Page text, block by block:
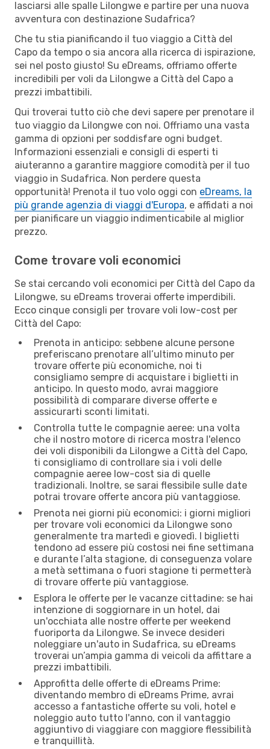
lasciarsi alle spalle Lilongwe e partire per una nuova
avventura con destinazione Sudafrica?
Che tu stia pianificando il tuo viaggio a Città del
Capo da tempo o sia ancora alla ricerca di ispirazione,
sei nel posto giusto! Su eDreams, offriamo offerte
incredibili per voli da Lilongwe a Città del Capo a
prezzi imbattibili.
Qui troverai tutto ciò che devi sapere per prenotare il
tuo viaggio da Lilongwe con noi. Offriamo una vasta
gamma di opzioni per soddisfare ogni budget.
Informazioni essenziali e consigli di esperti ti
aiuteranno a garantire maggiore comodità per il tuo
viaggio in Sudafrica. Non perdere questa
opportunità! Prenota il tuo volo oggi con eDreams, la
più grande agenzia di viaggi d'Europa, e affidati a noi
per pianificare un viaggio indimenticabile al miglior
prezzo.
Come trovare voli economici
Se stai cercando voli economici per Città del Capo da
Lilongwe, su eDreams troverai offerte imperdibili.
Ecco cinque consigli per trovare voli low-cost per
Città del Capo:
Prenota in anticipo: sebbene alcune persone
preferiscano prenotare all’ultimo minuto per
trovare offerte più economiche, noi ti
consigliamo sempre di acquistare i biglietti in
anticipo. In questo modo, avrai maggiore
possibilità di comparare diverse offerte e
assicurarti sconti limitati.
Controlla tutte le compagnie aeree: una volta
che il nostro motore di ricerca mostra l'elenco
dei voli disponibili da Lilongwe a Città del Capo,
ti consigliamo di controllare sia i voli delle
compagnie aeree low-cost sia di quelle
tradizionali. Inoltre, se sarai flessibile sulle date
potrai trovare offerte ancora più vantaggiose.
Prenota nei giorni più economici: i giorni migliori
per trovare voli economici da Lilongwe sono
generalmente tra martedì e giovedì. I biglietti
tendono ad essere più costosi nei fine settimana
e durante l’alta stagione, di conseguenza volare
a metà settimana o fuori stagione ti permetterà
di trovare offerte più vantaggiose.
Esplora le offerte per le vacanze cittadine: se hai
intenzione di soggiornare in un hotel, dai
un'occhiata alle nostre offerte per weekend
fuoriporta da Lilongwe. Se invece desideri
noleggiare un'auto in Sudafrica, su eDreams
troverai un’ampia gamma di veicoli da affittare a
prezzi imbattibili.
Approfitta delle offerte di eDreams Prime:
diventando membro di eDreams Prime, avrai
accesso a fantastiche offerte su voli, hotel e
noleggio auto tutto l'anno, con il vantaggio
aggiuntivo di viaggiare con maggiore flessibilità
e tranquillità.